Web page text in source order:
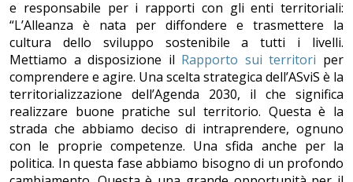
e responsabile per i rapporti con gli enti territoriali:
“L’Alleanza è nata per diffondere e trasmettere la
cultura dello sviluppo sostenibile a tutti i livelli.
Mettiamo a disposizione il Rapporto sui territori per
comprendere e agire. Una scelta strategica dell’ASviS è la
territorializzazione dell’Agenda 2030, il che significa
realizzare buone pratiche sul territorio. Questa è la
strada che abbiamo deciso di intraprendere, ognuno
con le proprie competenze. Una sfida anche per la
politica. In questa fase abbiamo bisogno di un profondo